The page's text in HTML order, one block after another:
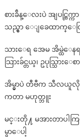
စားခ်ိန္ေလးပဲ အျပင္ထြ
သည္မွာ ေျခေထာက္ေ
သားေရ အေမ အိမ္ထဲေ
သြားခ်င္တယ္၊ ဥပုသ္သြားေ
အိမ္မွာပဲ တီဗီက သီလယူလိုက္
ကတာ မဟုတ္ဘူး
မင္းတို႔ မအားတာပါက
မွာေပါ့